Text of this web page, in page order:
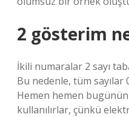
2 gösterim
İkili numaralar 2 sayı
Bu nedenle, tüm sayılar
Hemen hemen
kullanılırlar, çünkü